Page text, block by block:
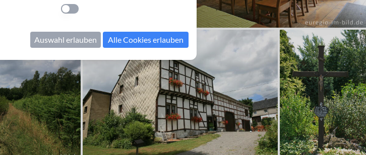
anwenden
Einstellung anwenden
Auswahl erlauben Alle Cookies erlauben